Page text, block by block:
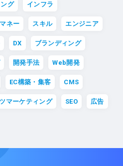
グ インフラ
マネー スキル エンジニア
DX ブランディング
開発手法 Web開発
EC構築・集客 CMS
マーケティング SEO 広告